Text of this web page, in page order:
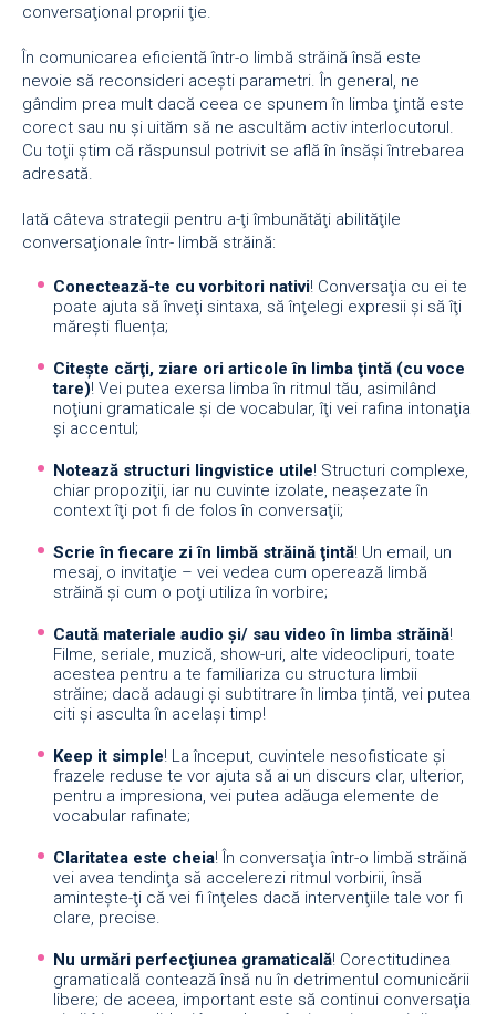
conversaţional proprii ţie.
În comunicarea eficientă într-o limbă străină însă este
nevoie să reconsideri aceşti parametri. În general, ne
gândim prea mult dacă ceea ce spunem în limba ţintă este
corect sau nu şi uităm să ne ascultăm activ interlocutorul.
Cu toţii ştim că răspunsul potrivit se află în însăşi întrebarea
adresată.
Iată câteva strategii pentru a-ţi îmbunătăţi abilităţile
conversaţionale într- limbă străină:
Conectează-te cu vorbitori nativi! Conversaţia cu ei te
poate ajuta să înveţi sintaxa, să înţelegi expresii şi să îţi
măreşti fluența;
Citeşte cărţi, ziare ori articole în limba ţintă (cu voce
tare)! Vei putea exersa limba în ritmul tău, asimilând
noţiuni gramaticale şi de vocabular, îţi vei rafina intonaţia
şi accentul;
Notează structuri lingvistice utile! Structuri complexe,
chiar propoziţii, iar nu cuvinte izolate, neaşezate în
context îţi pot fi de folos în conversaţii;
Scrie în fiecare zi în limbă străină ţintă! Un email, un
mesaj, o invitaţie – vei vedea cum operează limbă
străină şi cum o poţi utiliza în vorbire;
Caută materiale audio şi/ sau video în limba străină!
Filme, seriale, muzică, show-uri, alte videoclipuri, toate
acestea pentru a te familiariza cu structura limbii
străine; dacă adaugi şi subtitrare în limba țintă, vei putea
citi şi asculta în acelaşi timp!
Keep it simple! La început, cuvintele nesofisticate şi
frazele reduse te vor ajuta să ai un discurs clar, ulterior,
pentru a impresiona, vei putea adăuga elemente de
vocabular rafinate;
Claritatea este cheia! În conversaţia într-o limbă străină
vei avea tendinţa să accelerezi ritmul vorbirii, însă
aminteşte-ţi că vei fi înţeles dacă intervenţiile tale vor fi
clare, precise.
Nu urmări perfecţiunea gramaticală! Corectitudinea
gramaticală contează însă nu în detrimentul comunicării
libere; de aceea, important este să continui conversaţia